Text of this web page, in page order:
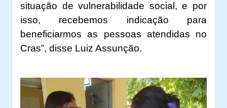
situação de vulnerabilidade social, e por
isso, recebemos indicação para
beneficiarmos as pessoas atendidas no
Cras”, disse Luiz Assunção.